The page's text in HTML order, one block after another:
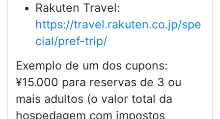
Rakuten Travel:
https://travel.rakuten.co.jp/spe
cial/pref-trip/
Exemplo de um dos cupons:
¥15.000 para reservas de 3 ou
mais adultos (o valor total da
hospedagem com impostos